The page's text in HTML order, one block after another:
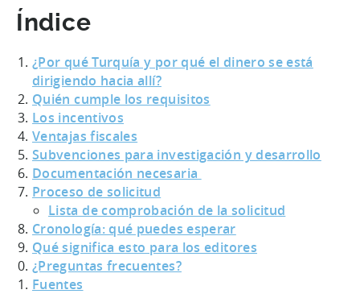
Índice
¿Por qué Turquía y por qué el dinero se está
dirigiendo hacia allí?
Quién cumple los requisitos
Los incentivos
Ventajas fiscales
Subvenciones para investigación y desarrollo
Documentación necesaria
Proceso de solicitud
Lista de comprobación de la solicitud
Cronología: qué puedes esperar
Qué significa esto para los editores
¿Preguntas frecuentes?
Fuentes